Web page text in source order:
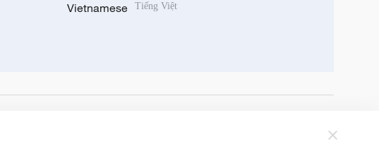
Vietnamese Tiếng Việt